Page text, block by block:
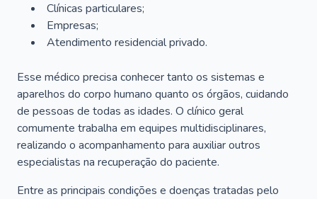
Clínicas particulares;
Empresas;
Atendimento residencial privado.
Esse médico precisa conhecer tanto os sistemas e
aparelhos do corpo humano quanto os órgãos, cuidando
de pessoas de todas as idades. O clínico geral
comumente trabalha em equipes multidisciplinares,
realizando o acompanhamento para auxiliar outros
especialistas na recuperação do paciente.
Entre as principais condições e doenças tratadas pelo